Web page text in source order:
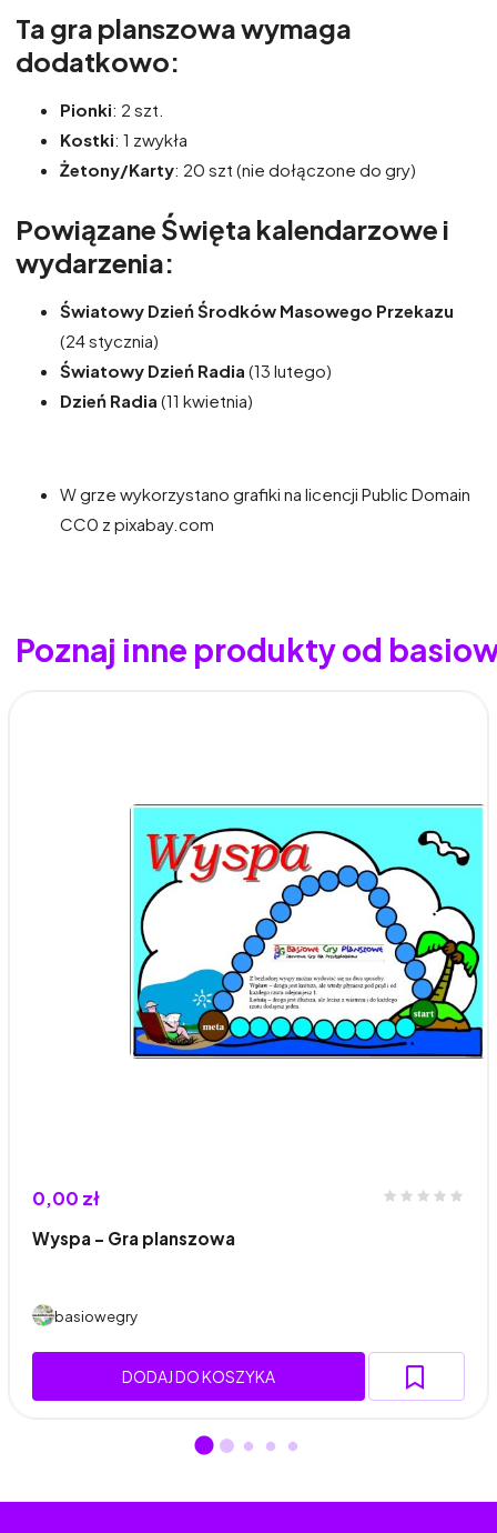
Ta gra planszowa wymaga
dodatkowo:
Pionki: 2 szt.
Kostki: 1 zwykła
Żetony/Karty: 20 szt (nie dołączone do gry)
Powiązane Święta kalendarzowe i
wydarzenia:
Światowy Dzień Środków Masowego Przekazu
(24 stycznia)
Światowy Dzień Radia (13 lutego)
Dzień Radia (11 kwietnia)
W grze wykorzystano grafiki na licencji Public Domain
CC0 z pixabay.com
Poznaj inne produkty od
0,00 zł
Wyspa – Gra planszowa
basiowegry
DODAJ DO KOSZYKA